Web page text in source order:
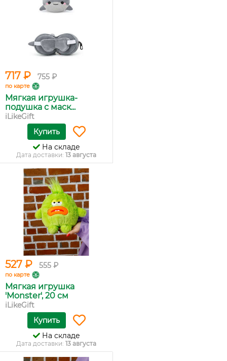
717 ₽ 755 ₽
по карте
Мягкая игрушка-
подушка с маск...
iLikeGift
Купить
На складе
Дата доставки: 13 августа
527 ₽ 555 ₽
по карте
Мягкая игрушка
'Monster', 20 см
iLikeGift
Купить
На складе
Дата доставки: 13 августа